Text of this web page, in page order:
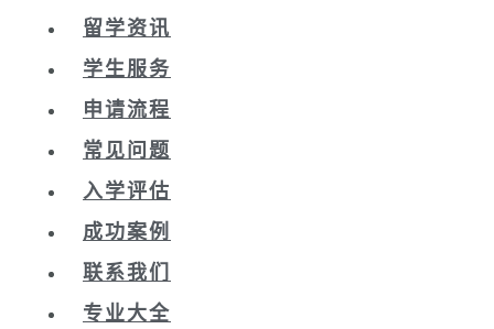
留学资讯
学生服务
申请流程
常见问题
入学评估
成功案例
联系我们
专业大全